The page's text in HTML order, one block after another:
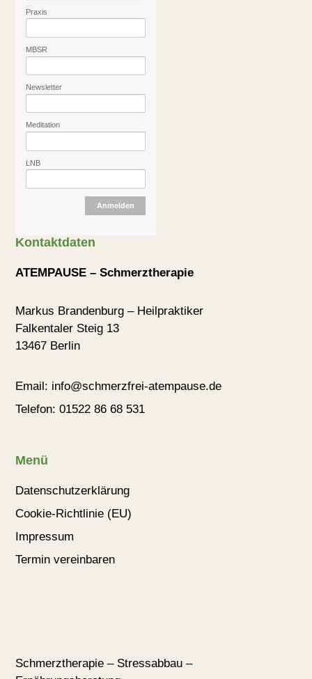
Schmerztherapie – Stressabbau –
Menü
Datenschutzerklärung
Cookie-Richtlinie (EU)
Impressum
Termin vereinbaren
Kontaktdaten
ATEMPAUSE – Schmerztherapie
Markus Brandenburg – Heilpraktiker
Falkentaler Steig 13
13467 Berlin
Email: info@schmerzfrei-atempause.de
Telefon: 01522 86 68 531
Praxis
MBSR
Newsletter
Meditation
LNB
Anmelden